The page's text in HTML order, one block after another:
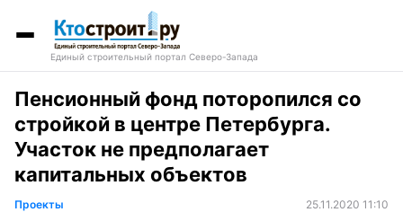
Единый строительный портал Северо-Запада
Пенсионный фонд поторопился со
стройкой в центре Петербурга.
Участок не предполагает
капитальных объектов
Проекты 25.11.2020 11:10